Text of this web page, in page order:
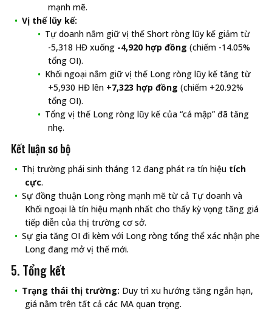
mạnh mẽ.
Vị thế lũy kế:
Tự doanh nắm giữ vị thế Short ròng lũy kế giảm từ
-5,318 HĐ xuống -4,920 hợp đồng (chiếm -14.05%
tổng OI).
Khối ngoại nắm giữ vị thế Long ròng lũy kế tăng từ
+5,930 HĐ lên +7,323 hợp đồng (chiếm +20.92%
tổng OI).
Tổng vị thế Long ròng lũy kế của “cá mập” đã tăng
nhẹ.
Kết luận sơ bộ
Thị trường phái sinh tháng 12 đang phát ra tín hiệu tích
cực.
Sự đồng thuận Long ròng mạnh mẽ từ cả Tự doanh và
Khối ngoại là tín hiệu mạnh nhất cho thấy kỳ vọng tăng giá
tiếp diễn của thị trường cơ sở.
Sự gia tăng OI đi kèm với Long ròng tổng thể xác nhận phe
Long đang mở vị thế mới.
5. Tổng kết
Trạng thái thị trường: Duy trì xu hướng tăng ngắn hạn,
giá nằm trên tất cả các MA quan trọng.